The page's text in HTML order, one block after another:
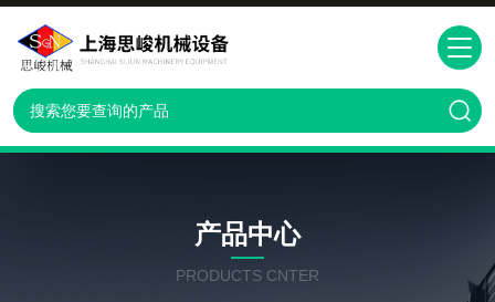
产品中心
PRODUCTS CNTER